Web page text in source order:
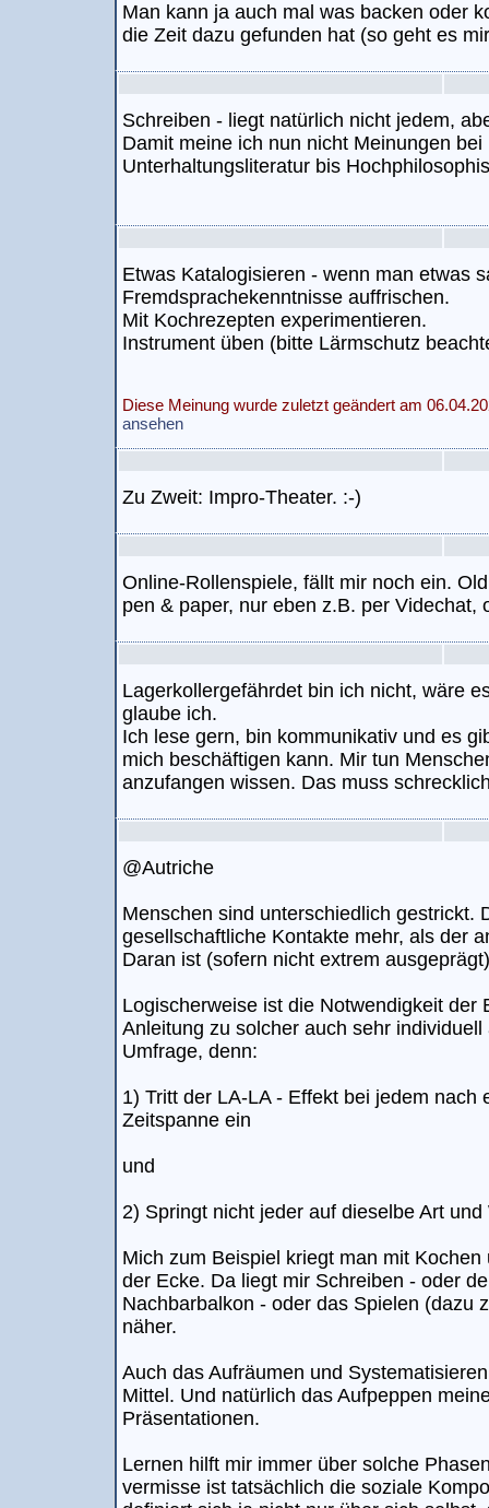
Man kann ja auch mal was backen oder
die Zeit dazu gefunden hat (so geht es
Schreiben - liegt natürlich nicht jedem,
Damit meine ich nun nicht Meinungen
Unterhaltungsliteratur bis
Etwas Katalogisieren - wenn man etwas
Fremdsprachekenntnisse auffrischen.
Mit Kochrezepten experimentieren.
Instrument üben (bitte Lärmschutz
Diese Meinung wurde zuletzt geändert am
ansehen
Zu Zweit: Impro-Theater. :-)
Online-Rollenspiele, fällt mir noch ein.
pen & paper, nur eben z.B. per Videchat,
Lagerkollergefährdet bin ich nicht, wäre
glaube ich.
Ich lese gern, bin kommunikativ und es
mich beschäftigen kann. Mir tun
anzufangen wissen. Das muss
@Autriche
Menschen sind unterschiedlich gestrickt.
gesellschaftliche Kontakte mehr, als der
Daran ist (sofern nicht extrem
Logischerweise ist die Notwendigkeit der
Anleitung zu solcher auch sehr
Umfrage, denn:
1) Tritt der LA-LA - Effekt bei jedem nach
Zeitspanne ein
und
2) Springt nicht jeder auf dieselbe Art
Mich zum Beispiel kriegt man mit
der Ecke. Da liegt mir Schreiben - oder
Nachbarbalkon - oder das Spielen (dazu
näher.
Auch das Aufräumen und
Mittel. Und natürlich das Aufpeppen
Präsentationen.
Lernen hilft mir immer über solche
vermisse ist tatsächlich die soziale